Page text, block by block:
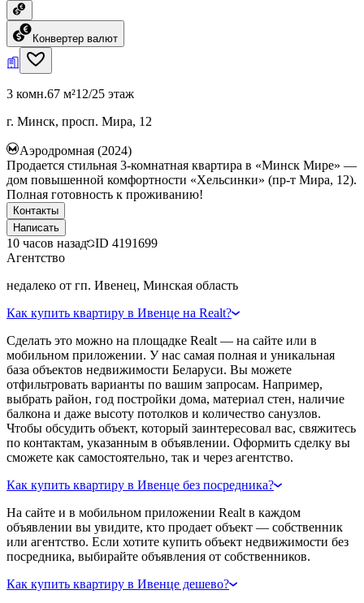
Конвертер валют
3 комн.67 м²12/25 этаж
г. Минск, просп. Мира, 12
Аэродромная (2024)
Продается стильная 3-комнатная квартира в «Минск Мире» —
дом повышенной комфортности «Хельсинки» (пр-т Мира, 12).
Полная готовность к проживанию!
Контакты
Написать
10 часов назад ID 4191699
Агентство
недалеко от гп. Ивенец, Минская область
Как купить квартиру в Ивенце на Realt?
Сделать это можно на площадке Realt — на сайте или в
мобильном приложении. У нас самая полная и уникальная
база объектов недвижимости Беларуси. Вы можете
отфильтровать варианты по вашим запросам. Например,
выбрать район, год постройки дома, материал стен, наличие
балкона и даже высоту потолков и количество санузлов.
Чтобы обсудить объект, который заинтересовал вас, свяжитесь
по контактам, указанным в объявлении. Оформить сделку вы
сможете как самостоятельно, так и через агентство.
Как купить квартиру в Ивенце без посредника?
На сайте и в мобильном приложении Realt в каждом
объявлении вы увидите, кто продает объект — собственник
или агентство. Если хотите купить объект недвижимости без
посредника, выбирайте объявления от собственников.
Как купить квартиру в Ивенце дешево?